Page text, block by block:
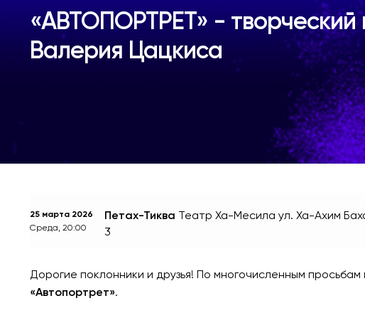
«АВТОПОРТРЕТ» - творческий
Валерия Цацкиса
25 марта 2026
Среда, 20:00
Петах-Тиква Театр Ха-Месила ул. Ха-Ахим
3
Дорогие поклонники и друзья! По многочисленным
«Автопортрет».